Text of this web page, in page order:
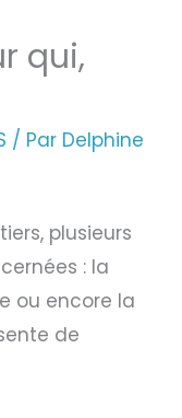
qui,
/ Par Delphine
plusieurs
: la
ou encore la
de